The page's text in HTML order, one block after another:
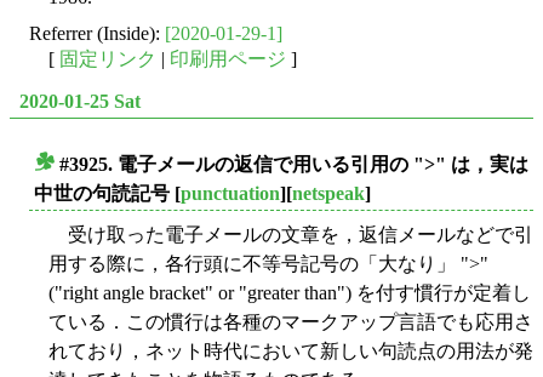
Referrer (Inside): [2020-01-29-1]
[ 固定リンク | 印刷用ページ ]
2020-01-25 Sat
#3925. 電子メールの返信で用いる引用の ">" は，実は
中世の句読記号 [punctuation][netspeak]
受け取った電子メールの文章を，返信メールなどで引
用する際に，各行頭に不等号記号の「大なり」 ">"
("right angle bracket" or "greater than") を付す慣行が定着し
ている．この慣行は各種のマークアップ言語でも応用さ
れており，ネット時代において新しい句読点の用法が発